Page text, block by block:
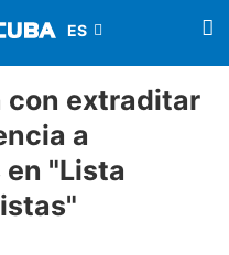
con extraditar
a
"Lista